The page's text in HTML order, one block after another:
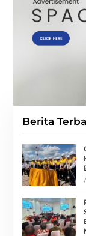
Berita